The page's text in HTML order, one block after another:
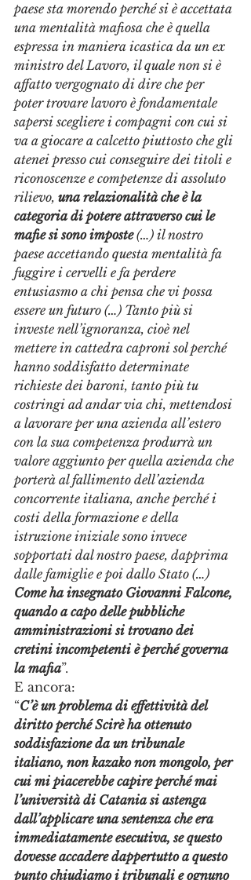
paese sta morendo perché si è accettata
una mentalità mafiosa che è quella
espressa in maniera icastica da un ex
ministro del Lavoro, il quale non si è
affatto vergognato di dire che per
poter trovare lavoro è fondamentale
sapersi scegliere i compagni con cui si
va a giocare a calcetto piuttosto che gli
atenei presso cui conseguire dei titoli e
riconoscenze e competenze di assoluto
rilievo, una relazionalità che è la
categoria di potere attraverso cui le
mafie si sono imposte (…) il nostro
paese accettando questa mentalità fa
fuggire i cervelli e fa perdere
entusiasmo a chi pensa che vi possa
essere un futuro (…) Tanto più si
investe nell’ignoranza, cioè nel
mettere in cattedra caproni sol perché
hanno soddisfatto determinate
richieste dei baroni, tanto più tu
costringi ad andar via chi, mettendosi
a lavorare per una azienda all’estero
con la sua competenza produrrà un
valore aggiunto per quella azienda che
porterà al fallimento dell’azienda
concorrente italiana, anche perché i
costi della formazione e della
istruzione iniziale sono invece
sopportati dal nostro paese, dapprima
dalle famiglie e poi dallo Stato (…)
Come ha insegnato Giovanni Falcone,
quando a capo delle pubbliche
amministrazioni si trovano dei
cretini incompetenti è perché governa
la mafia”.
E ancora:
“C’è un problema di effettività del
diritto perché Scirè ha ottenuto
soddisfazione da un tribunale
italiano, non kazako non mongolo, per
cui mi piacerebbe capire perché mai
l’università di Catania si astenga
dall’applicare una sentenza che era
immediatamente esecutiva, se questo
dovesse accadere dappertutto a questo
punto chiudiamo i tribunali e ognuno